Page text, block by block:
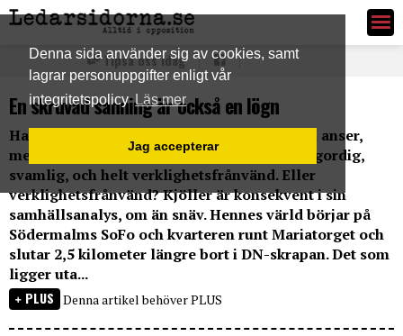
Denna sida använder sig av cookies, samt
lagrar personuppgifter enligt vår
integritetspolicyLäs mer
Jag accepterar
Ledarsidorna.se
Tipsa oss idag
En skruvad sanning är också en lögn
Hanne Kjöller skriver idag om den, som hon anser,
mentala låsningen vid pensionsåldern. Mångordig,
svamlig, och helt verklighetsfrånvänd. Eller
verklighetsfrånvänd? Kjöller är konsekvent i sin
samhällsanalys, om än snäv. Hennes värld börjar på
Södermalms SoFo och kvarteren runt Mariatorget och
slutar 2,5 kilometer längre bort i DN-skrapan. Det som
ligger uta...
PLUS Denna artikel behöver PLUS